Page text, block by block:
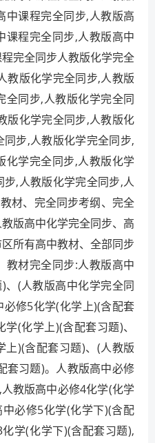
中课程完全同步,人教版高
课程完全同步,人教版高中
完全同步人教版化学完全
教版化学完全同步,人教版
全同步,人教版化学完全同
版化学完全同步,人教版化
步,人教版化学完全同步,
化学完全同步,人教版化学
,人教版化学完全同步,人
材、完全同步考纲、完全
版高中化学完全同步、高
所有高中教材、全部同步
教材完全同步:人教版高中
、(人教版高中化学完全同
修5化学(化学上)(含配套
(化学上)(含配套习题)、
上)(含配套习题)、(人教版
套习题)。人教版高中必修
教版高中必修4化学(化学
必修5化学(化学下)(含配
学(化学下)(含配套习题),